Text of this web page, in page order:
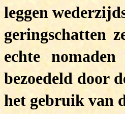
leggen
geringschatten
echte
bezoedeld door
het gebruik van